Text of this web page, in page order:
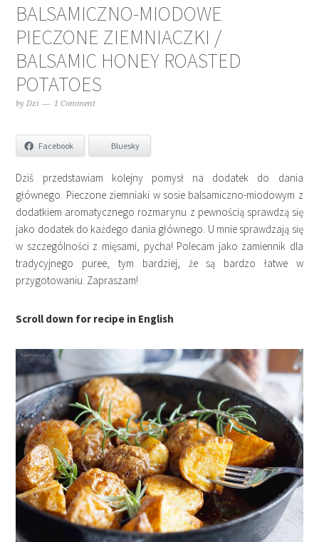
BALSAMICZNO-MIODOWE
PIECZONE ZIEMNIACZKI /
BALSAMIC HONEY ROASTED
POTATOES
byDzi 1 Comment
Facebook Bluesky
Dziś przedstawiam kolejny pomysł na dodatek do dania
głównego. Pieczone ziemniaki w sosie balsamiczno-miodowym z
dodatkiem aromatycznego rozmarynu z pewnością sprawdzą się
jako dodatek do każdego dania głównego. U mnie sprawdzają się
w szczególności z mięsami, pycha! Polecam jako zamiennik dla
tradycyjnego puree, tym bardziej, że są bardzo łatwe w
przygotowaniu. Zapraszam!
Scroll down for recipe in English